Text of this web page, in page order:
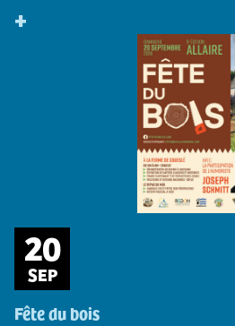
+
20
SEP
Fête du bois